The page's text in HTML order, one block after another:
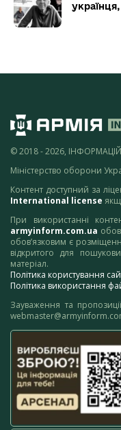
© 2018 - 2026,
Міністерство оборони
Контент доступний за
International license
При використанні
armyinform.com.ua
обов’язковим є
відкритого для
матеріал.
Політика користування
Політика використання
Зауваження та